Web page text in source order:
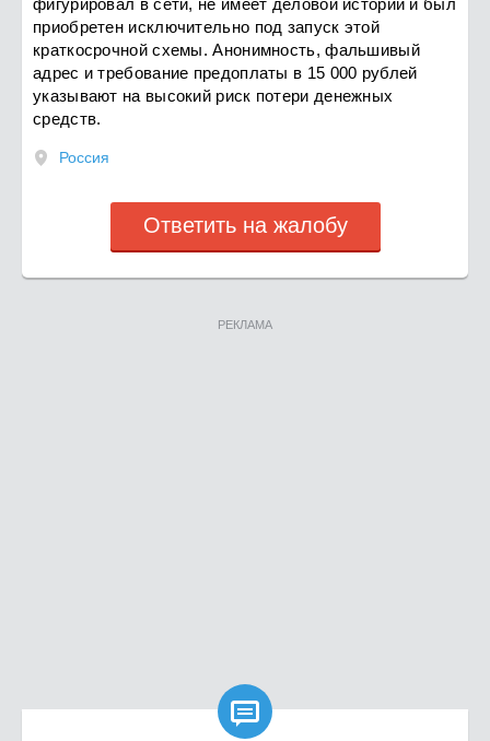
фигурировал в сети, не имеет деловой истории и был
приобретен исключительно под запуск этой
краткосрочной схемы. Анонимность, фальшивый
адрес и требование предоплаты в 15 000 рублей
указывают на высокий риск потери денежных
средств.
Россия
Ответить на жалобу
РЕКЛАМА
